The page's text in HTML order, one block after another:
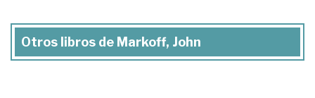
Otros libros de Markoff, John